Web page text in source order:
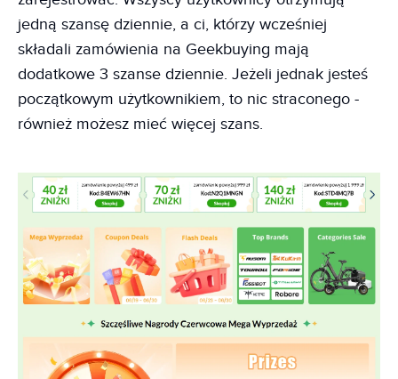
jedną szansę dziennie, a ci, którzy wcześniej
składali zamówienia na Geekbuying mają
dodatkowe 3 szanse dziennie. Jeżeli jednak jesteś
początkowym użytkownikiem, to nic straconego -
również możesz mieć więcej szans.